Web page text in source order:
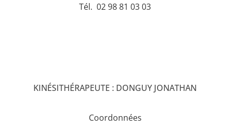
Tél. 02 98 81 03 03
KINÉSITHÉRAPEUTE : DONGUY JONATHAN
Coordonnées